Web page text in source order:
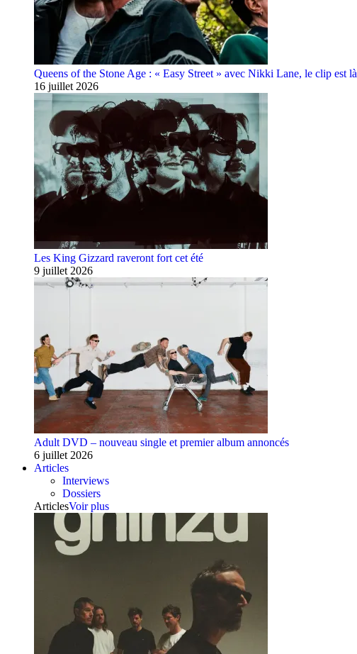
Queens of the Stone Age : « Easy Street » avec Nikki Lane, le clip est là
16 juillet 2026
Les King Gizzard raveront fort cet été
9 juillet 2026
Adult DVD – nouveau single et premier album annoncés
6 juillet 2026
Articles
Interviews
Dossiers
ArticlesVoir plus